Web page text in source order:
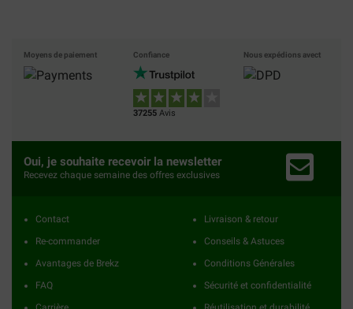
Moyens de paiement Confiance
37255 Avis
Nous expédions avect
Oui, je souhaite recevoir la newsletter
Recevez chaque semaine des offres exclusives
Contact
Re-commander
Avantages de Brekz
FAQ
Livraison & retour
Conseils & Astuces
Conditions Générales
Sécurité et confidentialité